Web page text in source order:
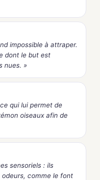
impossible à attraper.
dont le but est
nues. »
qui lui permet de
oiseaux afin de
sensoriels : ils
comme le font